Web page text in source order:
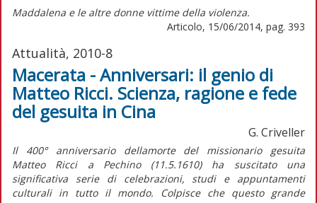
Maddalena e le altre donne vittime della violenza.
Articolo, 15/06/2014, pag. 393
Attualità, 2010-8
Macerata - Anniversari: il genio di
Matteo Ricci. Scienza, ragione e fede
del gesuita in Cina
G. Criveller
Il 400° anniversario dellamorte del missionario gesuita
Matteo Ricci a Pechino (11.5.1610) ha suscitato una
significativa serie di celebrazioni, studi e appuntamenti
culturali in tutto il mondo. Colpisce che questo grande